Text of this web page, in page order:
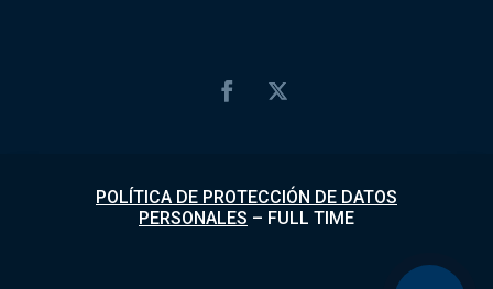
POLÍTICA DE PROTECCIÓN DE DATOS
PERSONALES – FULL TIME